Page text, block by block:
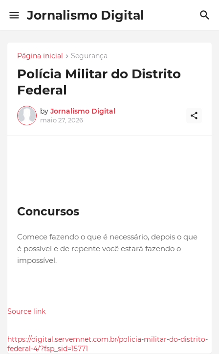
Jornalismo Digital
Página inicial Segurança
Polícia Militar do Distrito
Federal
by Jornalismo Digital
maio 27, 2026
Concursos
Comece fazendo o que é necessário, depois o que
é possível e de repente você estará fazendo o
impossível.
Source link
https://digital.servemnet.com.br/policia-militar-do-distrito-
federal-4/?fsp_sid=15771